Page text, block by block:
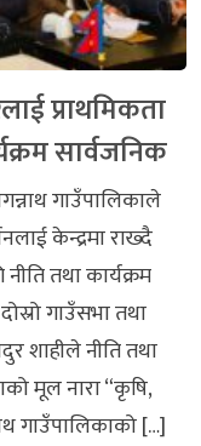
प्राथमिकता
सार्वजनिक
गाउँपालिकाले
केन्द्रमा राख्दै
तथा कार्यक्रम
गाउँसभा तथा
शाहीले नीति तथा
मूल नारा “कृषि,
गाउँपालिकाको […]